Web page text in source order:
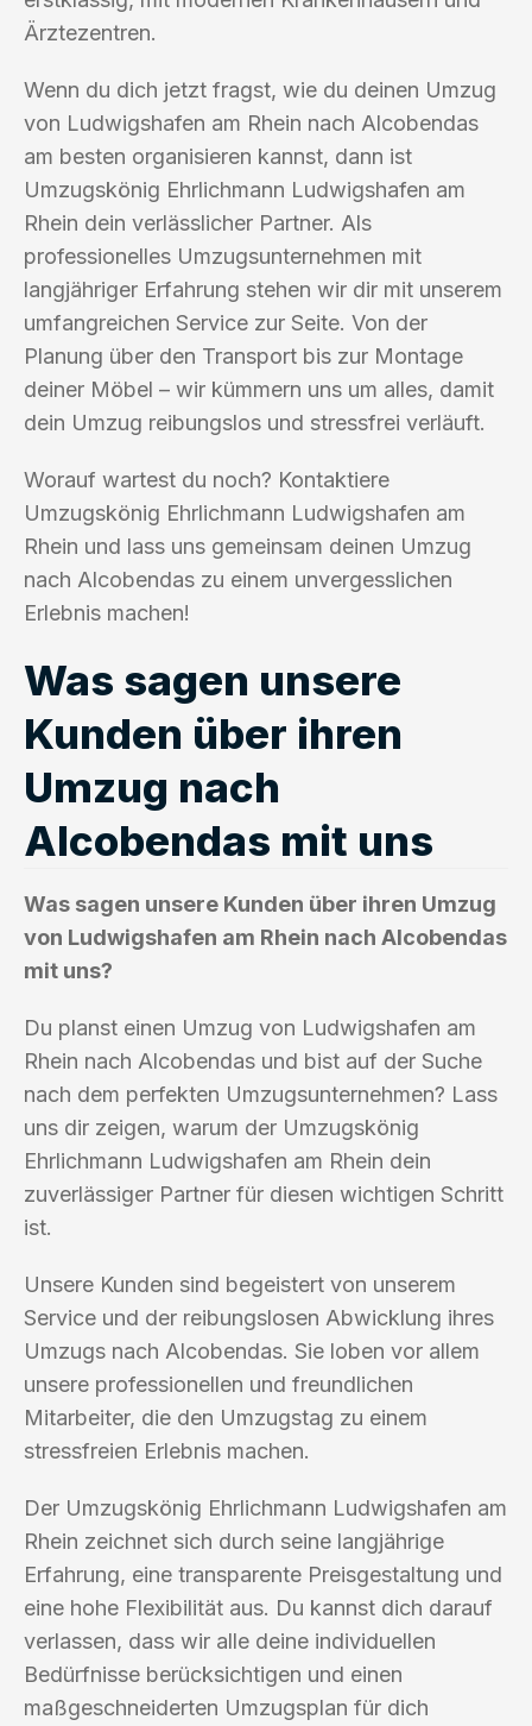
Ärztezentren.
Wenn du dich jetzt fragst, wie du deinen Umzug
von Ludwigshafen am Rhein nach Alcobendas
am besten organisieren kannst, dann ist
Umzugskönig Ehrlichmann Ludwigshafen am
Rhein dein verlässlicher Partner. Als
professionelles Umzugsunternehmen mit
langjähriger Erfahrung stehen wir dir mit unserem
umfangreichen Service zur Seite. Von der
Planung über den Transport bis zur Montage
deiner Möbel – wir kümmern uns um alles, damit
dein Umzug reibungslos und stressfrei verläuft.
Worauf wartest du noch? Kontaktiere
Umzugskönig Ehrlichmann Ludwigshafen am
Rhein und lass uns gemeinsam deinen Umzug
nach Alcobendas zu einem unvergesslichen
Erlebnis machen!
Was sagen unsere
Kunden über ihren
Umzug nach
Alcobendas mit uns
Was sagen unsere Kunden über ihren Umzug
von Ludwigshafen am Rhein nach Alcobendas
mit uns?
Du planst einen Umzug von Ludwigshafen am
Rhein nach Alcobendas und bist auf der Suche
nach dem perfekten Umzugsunternehmen? Lass
uns dir zeigen, warum der Umzugskönig
Ehrlichmann Ludwigshafen am Rhein dein
zuverlässiger Partner für diesen wichtigen Schritt
ist.
Unsere Kunden sind begeistert von unserem
Service und der reibungslosen Abwicklung ihres
Umzugs nach Alcobendas. Sie loben vor allem
unsere professionellen und freundlichen
Mitarbeiter, die den Umzugstag zu einem
stressfreien Erlebnis machen.
Der Umzugskönig Ehrlichmann Ludwigshafen am
Rhein zeichnet sich durch seine langjährige
Erfahrung, eine transparente Preisgestaltung und
eine hohe Flexibilität aus. Du kannst dich darauf
verlassen, dass wir alle deine individuellen
Bedürfnisse berücksichtigen und einen
maßgeschneiderten Umzugsplan für dich